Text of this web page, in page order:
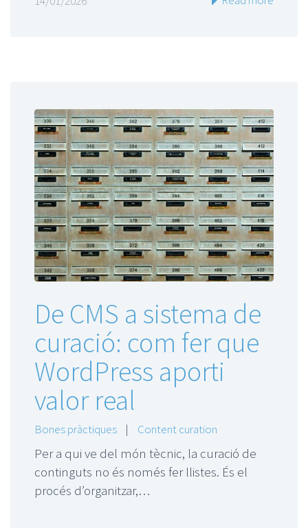
De CMS a sistema de
curació: com fer que
WordPress aporti
valor real
Bones pràctiques | Content curation
Per a qui ve del món tècnic, la curació de
continguts no és només fer llistes. És el
procés d’organitzar,…